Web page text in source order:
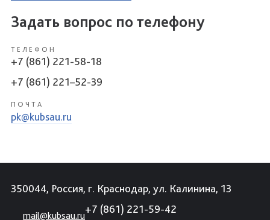
Задать вопрос по телефону
ТЕЛЕФОН
+7 (861) 221-58-18
+7 (861) 221–52-39
ПОЧТА
pk@kubsau.ru
350044, Россия, г. Краснодар, ул. Калинина, 13
mail@kubsau.ru
+7 (861) 221-59-42